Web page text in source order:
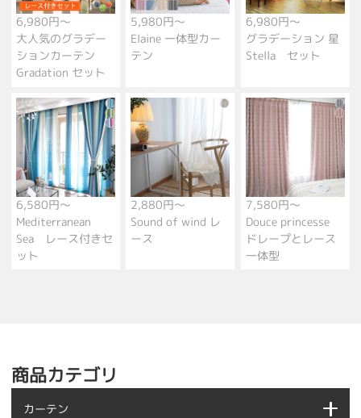
6,980円～
大人気のグラデー
ションカーテン
Gradation セット
5,980円～
Elaine 一体型カー
テン
6,980円～
グラデーション 星
Stella セット
6,580円～
Mediterranean
Sea レース付きセ
ット
2,880円～
Sound of wind レ
ース
7,580円～
Douce princesse
ドレープとレース
一体型
商品カテゴリ
カーテン